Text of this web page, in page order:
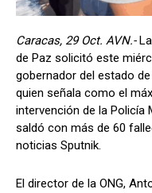
Caracas, 29 Oct. AVN.-
de Paz solicitó este
gobernador del estado
quien señala como el
intervención de la Policía
saldó con más de 60
noticias Sputnik.
El director de la ONG,